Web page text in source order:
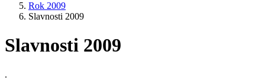
Rok 2009
Slavnosti 2009
Slavnosti 2009
.